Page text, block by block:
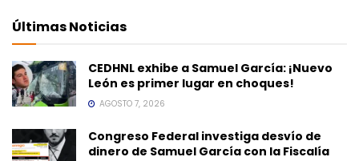
Últimas Noticias
CEDHNL exhibe a Samuel García: ¡Nuevo
León es primer lugar en choques!
AGOSTO 7, 2026
Congreso Federal investiga desvío de
dinero de Samuel García con la Fiscalía